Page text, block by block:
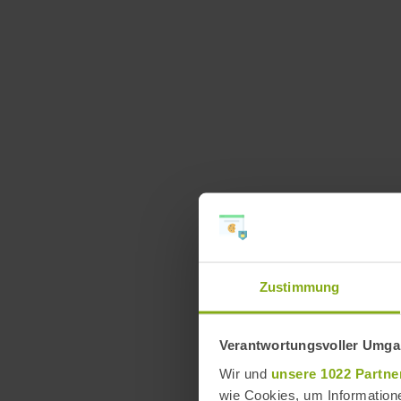
Zustimmung
Verantwortungsvoller
Wir und unsere 1022
wie Cookies, um